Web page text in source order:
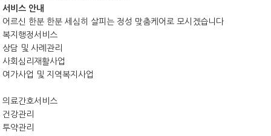
서비스 안내
어르신 한분 한분 세심히 살피는 정성 맞춤케어로 모시겠습니다
복지행정서비스
상담 및 사례관리
사회심리재활사업
여가사업 및 지역복지사업
의료간호서비스
건강관리
투약관리